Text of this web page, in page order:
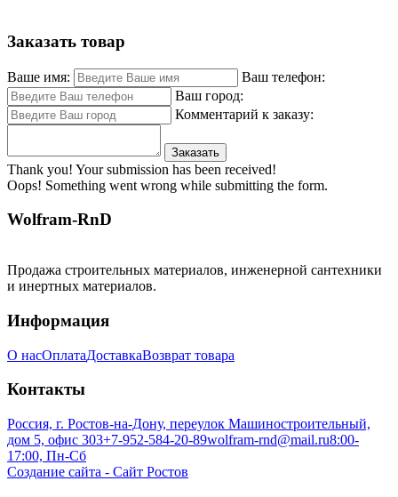
Заказать товар
Ваше имя:
Ваш телефон:
Ваш город:
Комментарий к заказу:
Thank you! Your submission has been received!
Oops! Something went wrong while submitting the form.
Wolfram-RnD
Продажа строительных материалов, инженерной сантехники
и инертных материалов.
Информация
О насОплатаДоставкаВозврат товара
Контакты
Россия, г. Ростов-на-Дону, переулок Машиностроительный,
дом 5, офис 303+7-952-584-20-89wolfram-rnd@mail.ru8:00-
17:00, Пн-Сб
Создание сайта - Сайт Ростов